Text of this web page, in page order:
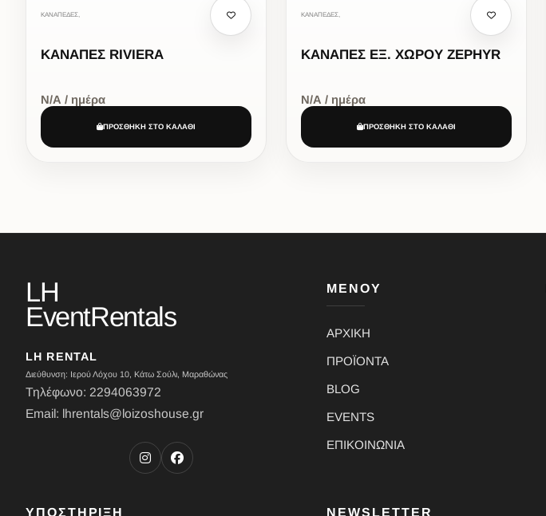
ΚΑΝΑΠΕΔΕΣ,
ΚΑΝΑΠΕΣ RIVIERA
Ν/Α / ημέρα
ΠΡΟΣΘΗΚΗ ΣΤΟ ΚΑΛΑΘΙ
ΚΑΝΑΠΕΔΕΣ,
ΚΑΝΑΠΕΣ ΕΞ. ΧΩΡΟΥ ZEPHYR
Ν/Α / ημέρα
ΠΡΟΣΘΗΚΗ ΣΤΟ ΚΑΛΑΘΙ
LH
EventRentals
LH RENTAL
Διεύθυνση: Ιερού Λόχου 10, Κάτω Σούλι, Μαραθώνας
Τηλέφωνο: 2294063972
Email: lhrentals@loizoshouse.gr
ΜΕΝΟΥ
ΑΡΧΙΚΗ
ΠΡΟΪΟΝΤΑ
BLOG
EVENTS
ΕΠΙΚΟΙΝΩΝΙΑ
ΥΠΟΣΤΗΡΙΞΗ NEWSLETTER